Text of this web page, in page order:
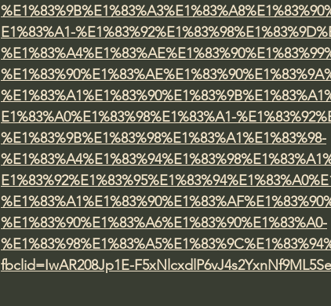
E1%83%A1-
E1%83%A0%E1%83%98%E1%83%A1-
%E1%83%9B%E1%83%98%E1%83%A1%E1%83%98-
%E1%83%90%E1%83%A6%E1%83%90%E1%83%A0-
fbclid=IwAR208Jp1E-